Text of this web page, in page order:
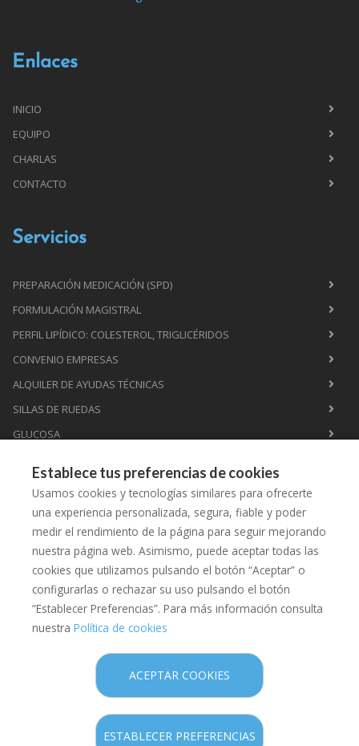
Enlaces
INICIO
EQUIPO
CHARLAS
CONTACTO
Servicios
PREPARACIÓN MEDICACIÓN (SPD)
FORMULACIÓN MAGISTRAL
PERFIL LIPÍDICO: COLESTEROL, TRIGLICÉRIDOS
CONVENIO EMPRESAS
ALQUILER DE AYUDAS TÉCNICAS
SILLAS DE RUEDAS
GLUCOSA
ASESORAMIENTO LACTANCIA
CHARLAS PREMAMÁ
HERBORISTERÍA Y NATUROPATÍA
Copyright © 2026 Farmàcia de l'Aigua -Diseño web
- Farmaoffice
Política de privacidad
Establece tus preferencias de cookies
Usamos cookies y tecnologías similares para ofrecerte
una experiencia personalizada, segura, fiable y poder
medir el rendimiento de la página para seguir mejorando
nuestra página web. Asimismo, puede aceptar todas las
cookies que utilizamos pulsando el botón “Aceptar” o
configurarlas o rechazar su uso pulsando el botón
“Establecer Preferencias”. Para más información consulta
nuestra Política de cookies
ACEPTAR COOKIES
ESTABLECER PREFERENCIAS